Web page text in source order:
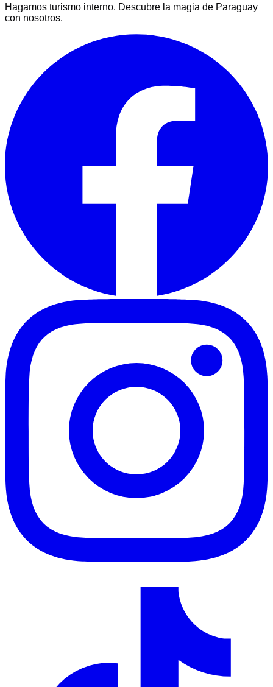
Hagamos turismo interno. Descubre la magia de Paraguay
con nosotros.